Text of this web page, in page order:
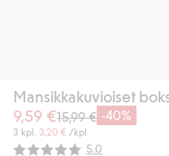
Mansikkakuvioiset
9,59 €15,99 € -40%
3 kpl. 3,20 € /kpl
5.0